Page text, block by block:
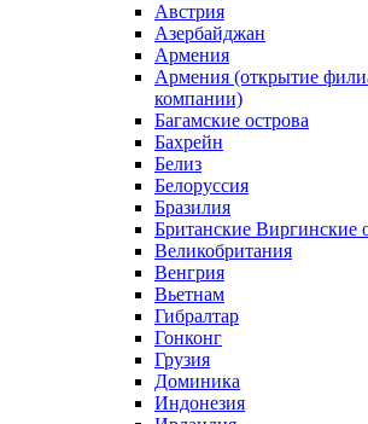
Австрия
Азербайджан
Армения
Армения (открытие
компании)
Багамские острова
Бахрейн
Белиз
Белоруссия
Бразилия
Британские Виргинские
Великобритания
Венгрия
Вьетнам
Гибралтар
Гонконг
Грузия
Доминика
Индонезия